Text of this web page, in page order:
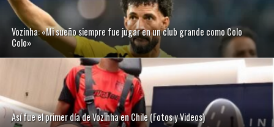
Vozinha: «Mi sueño siempre fue jugar en un club grande como Colo
Colo»
Así fue el primer día de Vozinha en Chile (Fotos y Videos)